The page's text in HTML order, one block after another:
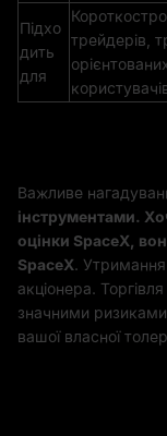
Підхо
дить
для
трейдерів,
Важливе
інструментами.
оцінки SpaceX,
SpaceX. Утримання
акціонера.
значними ризиками
вашої власної